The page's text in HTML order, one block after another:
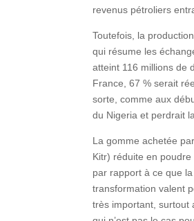
revenus pétroliers
Toutefois, la
qui résume les
atteint 116 millions de
France, 67 % serait
sorte, comme aux
du Nigeria et perdrait
La gomme achetée
Kitr) réduite en
par rapport à ce que
transformation valent
très important, surtout